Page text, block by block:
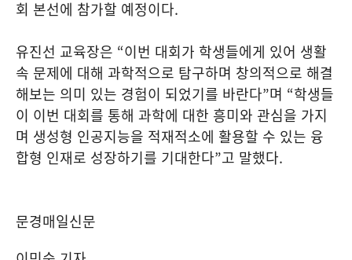
회 본선에 참가할 예정이다.
유진선 교육장은 “이번 대회가 학생들에게 있어 생활
속 문제에 대해 과학적으로 탐구하며 창의적으로 해결
해보는 의미 있는 경험이 되었기를 바란다”며 “학생들
이 이번 대회를 통해 과학에 대한 흥미와 관심을 가지
며 생성형 인공지능을 적재적소에 활용할 수 있는 융
합형 인재로 성장하기를 기대한다”고 말했다.
문경매일신문